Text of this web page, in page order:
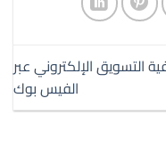
التسويق الإلكتروني عبر
الفيس بوك